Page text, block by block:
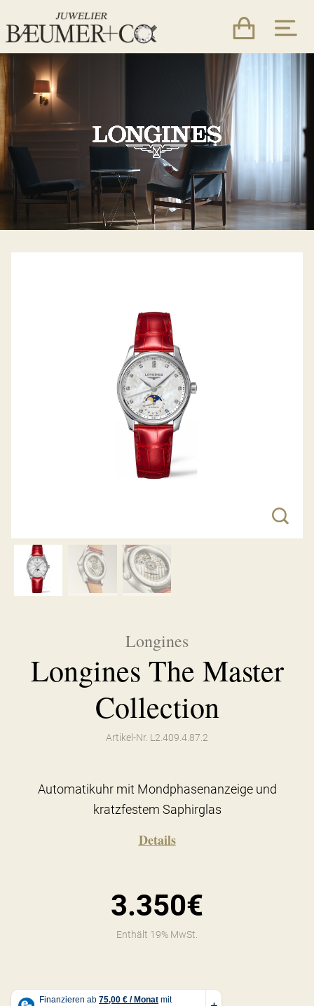
Longines
Longines The Master
Collection
Artikel-Nr. L2.409.4.87.2
Automatikuhr mit Mondphasenanzeige und
kratzfestem Saphirglas
Details
3.350€
Enthält 19% MwSt.